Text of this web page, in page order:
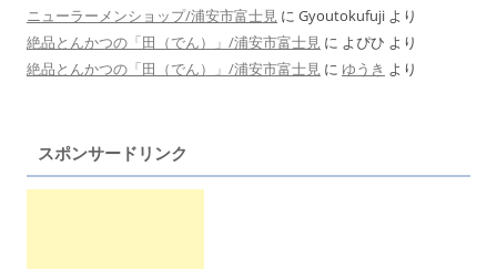
ニューラーメンショップ/浦安市富士見 に Gyoutokufuji より
絶品とんかつの「田（でん）」/浦安市富士見 に よぴひ より
絶品とんかつの「田（でん）」/浦安市富士見 に ゆうき より
スポンサードリンク